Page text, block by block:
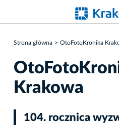
Strona główna OtoFotoKronika
Krakowa
104. rocznica